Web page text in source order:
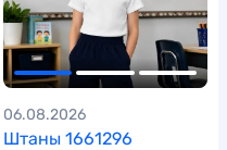
Штаны 1661296
06.08.2026